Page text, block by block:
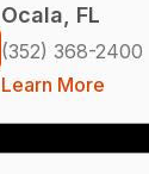
Ocala, FL
(352) 368-2400
Learn More